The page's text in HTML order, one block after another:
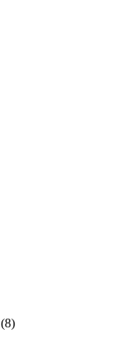
(8)